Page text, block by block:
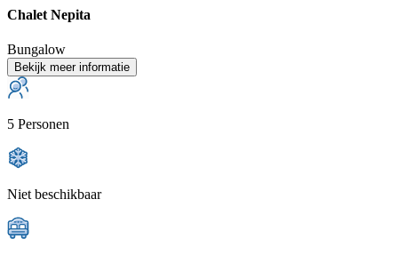
Chalet Nepita
Bungalow
Bekijk meer informatie
5 Personen
Niet beschikbaar